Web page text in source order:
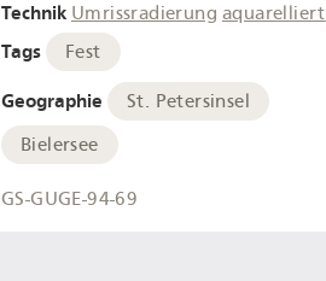
Technik Umrissradierung aquarelliert
Tags Fest
Geographie
St. Petersinsel
Bielersee
GS-GUGE-94-69